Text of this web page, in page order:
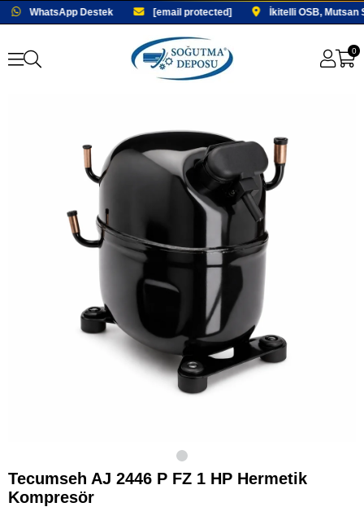
WhatsApp Destek [email protected] İkitelli OSB, Mutsan
0
Tecumseh AJ 2446 P FZ 1 HP Hermetik
Kompresör